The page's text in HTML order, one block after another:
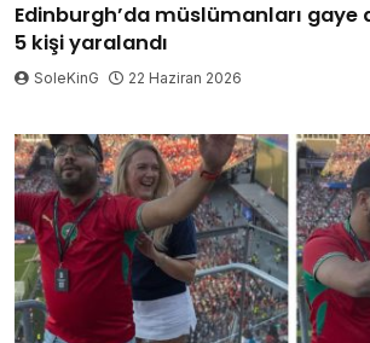
Edinburgh’da müslümanları gaye
5 kişi yaralandı
SoleKinG 22 Haziran 2026